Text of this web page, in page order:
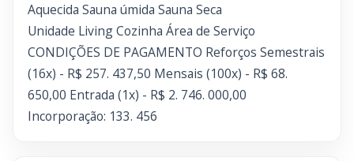
Aquecida Sauna úmida Sauna Seca
Unidade Living Cozinha Área de Serviço
CONDIÇÕES DE PAGAMENTO Reforços Semestrais
(16x) - R$ 257. 437,50 Mensais (100x) - R$ 68.
650,00 Entrada (1x) - R$ 2. 746. 000,00
Incorporação: 133. 456